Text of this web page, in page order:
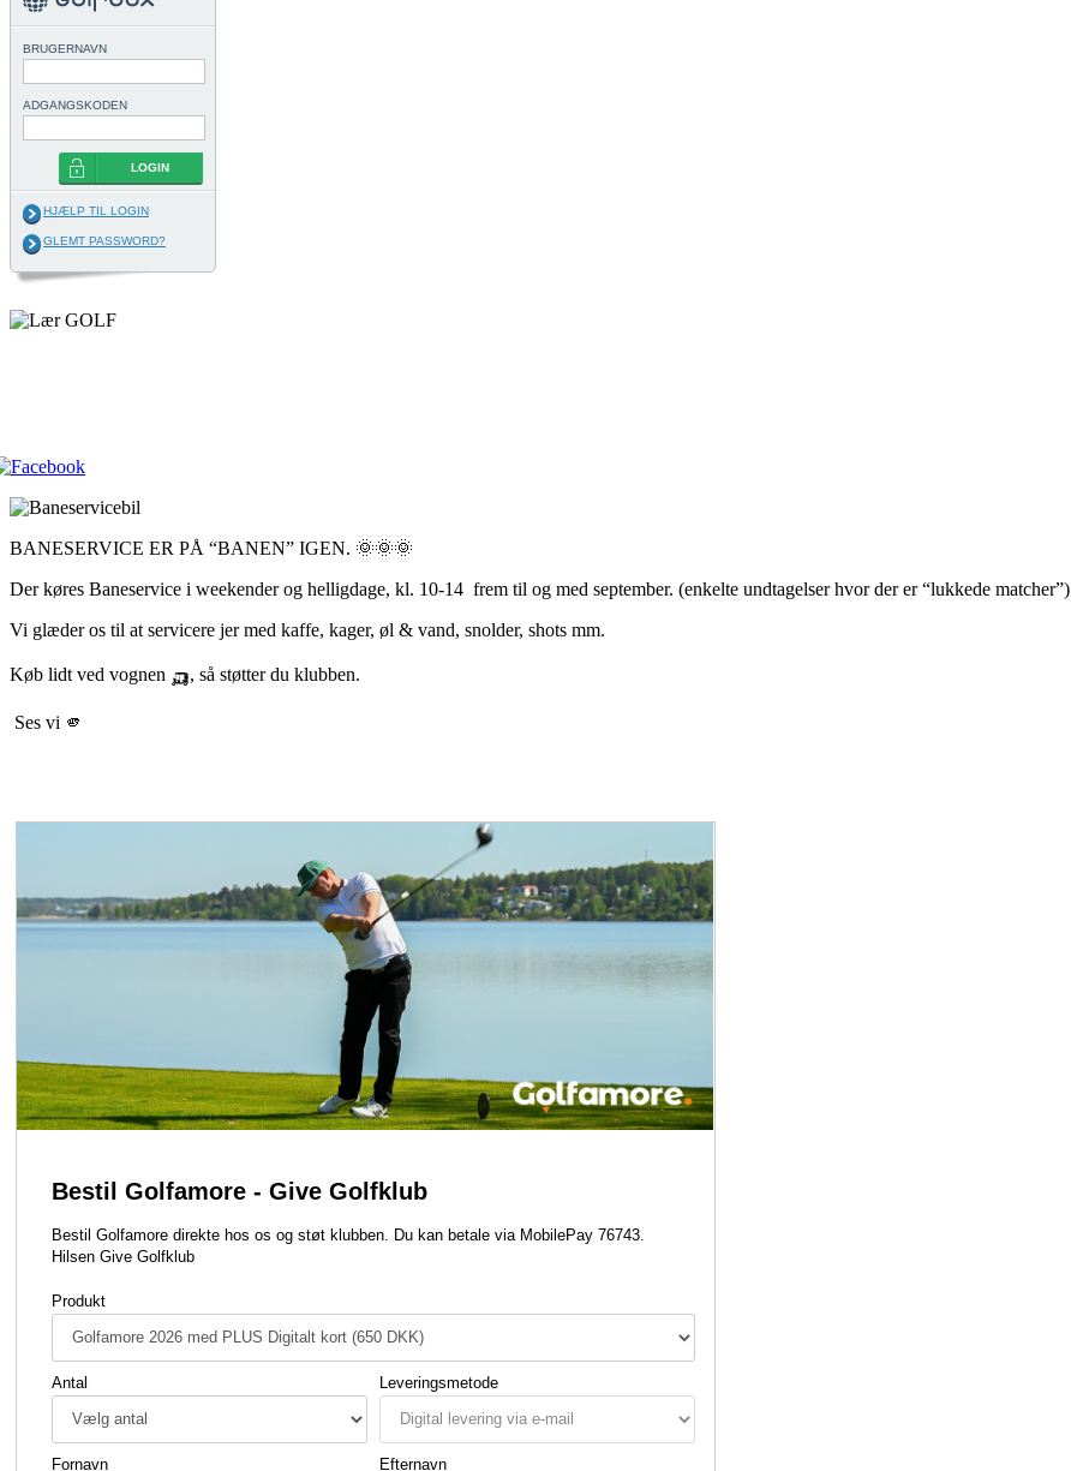
BRUGERNAVN
ADGANGSKODEN
LOGIN
HJÆLP TIL LOGIN
GLEMT PASSWORD?
BANESERVICE ER PÅ “BANEN” IGEN. 🌞🌞🌞
Der køres Baneservice i weekender og helligdage, kl. 10-14 frem til og med september. (enkelte undtagelser hvor der er “lukkede matcher”)
Vi glæder os til at servicere jer med kaffe, kager, øl & vand, snolder, shots mm.
Køb lidt ved vognen 🛺, så støtter du klubben.
Ses vi 🫵